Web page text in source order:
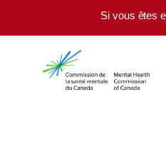
Skip to main contentSi vous êtes